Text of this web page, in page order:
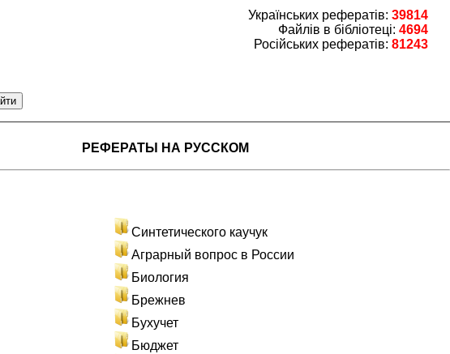
Українських рефератів:39814
Файлів в бібліотеці:4694
Російських рефератів:81243
РЕФЕРАТЫ НА РУССКОМ
Cинтетического каучук
Аграрный вопрос в России
Биология
Брежнев
Бухучет
Бюджет